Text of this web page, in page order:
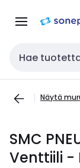
navigointiin
Haku
Näytä
SMC
Venttiili -